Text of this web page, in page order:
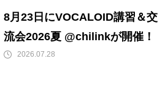
8月23日にVOCALOID講習＆交
流会2026夏 @chilinkが開催！
2026.07.28